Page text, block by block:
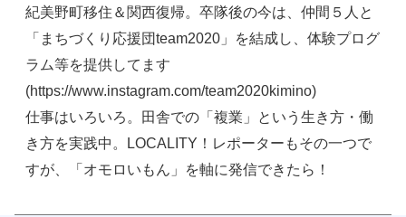
紀美野町移住＆関西復帰。卒隊後の今は、仲間５人と
「まちづくり応援団team2020」を結成し、体験プログ
ラム等を提供してます
(https://www.instagram.com/team2020kimino)
仕事はいろいろ。田舎での「複業」という生き方・働
き方を実践中。LOCALITY！レポーターもその一つで
すが、「オモロいもん」を軸に発信できたら！